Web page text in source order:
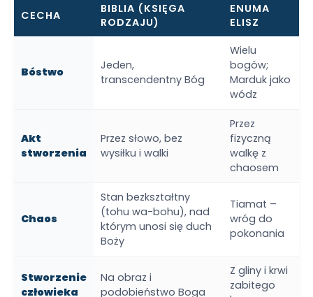
CECHA
BIBLIA (KSIĘGA
RODZAJU)
ENUMA
ELISZ
Bóstwo
Jeden,
transcendentny Bóg
Wielu
bogów;
Marduk jako
wódz
Akt
stworzenia
Przez słowo, bez
wysiłku i walki
Przez
fizyczną
walkę z
chaosem
Chaos
Stan bezkształtny
(tohu wa-bohu), nad
którym unosi się duch
Boży
Tiamat –
wróg do
pokonania
Stworzenie
człowieka
Na obraz i
podobieństwo Boga
Z gliny i krwi
zabitego